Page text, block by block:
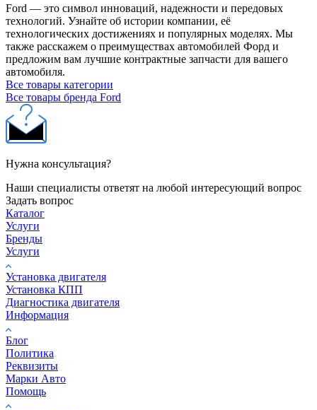
Ford — это символ инноваций, надежности и передовых
технологий. Узнайте об истории компании, её
технологических достижениях и популярных моделях. Мы
также расскажем о преимуществах автомобилей Форд и
предложим вам лучшие контрактные запчасти для вашего
автомобиля.
Все товары категории
Все товары бренда Ford
Нужна консультация?
Наши специалисты ответят на любой интересующий вопрос
Задать вопрос
Каталог
Услуги
Бренды
Услуги
Установка двигателя
Установка КПП
Диагностика двигателя
Информация
Блог
Политика
Реквизиты
Марки Авто
Помощь